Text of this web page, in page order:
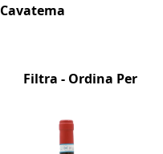
Cavatema
Filtra - Ordina Per